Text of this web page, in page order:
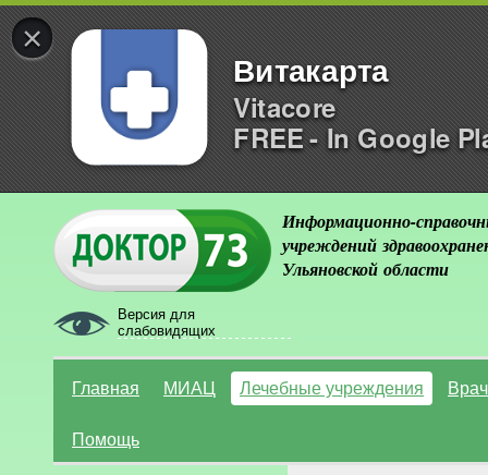
×
Витакарта
Vitacore
FREE - In Google
Версия для
слабовидящих
Информационно-
учреждений
Ульяновской области
Главная МИАЦ Лечебные учреждения
Помощь